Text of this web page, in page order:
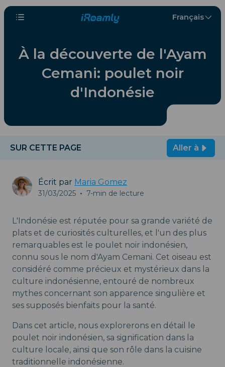
Français
À la découverte de l'Ayam
Cemani: poulet noir
d'Indonésie
SUR CETTE PAGE Aller à
Écrit par Maria Gomez
31/03/2025 • 7-min de lecture
L'Indonésie est réputée pour sa grande variété de
plats et de curiosités culturelles, et l'un des plus
remarquables est le poulet noir indonésien,
connu sous le nom d'Ayam Cemani. Cet oiseau est
considéré comme précieux et mystérieux dans la
culture indonésienne, entouré de nombreux
mythes concernant son apparence singulière et
ses supposés bienfaits pour la santé.
Dans cet article, nous explorerons en détail le
poulet noir indonésien, sa signification dans la
culture locale, ainsi que son rôle dans la cuisine
traditionnelle indonésienne.